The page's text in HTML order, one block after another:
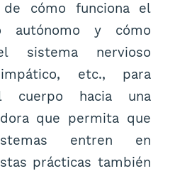
de cómo funciona el
autónomo y cómo
sistema nervioso
etc., para
cuerpo hacia una
que permita que
entren en
prácticas también